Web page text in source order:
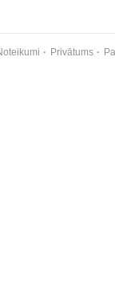
Privātums